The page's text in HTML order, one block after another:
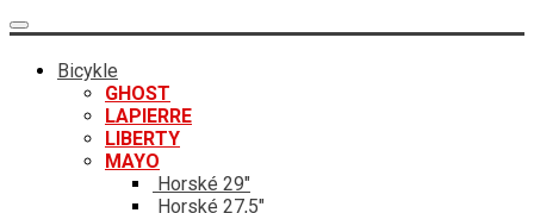
Bicykle
GHOST
LAPIERRE
LIBERTY
MAYO
Horské 29"
Horské 27,5"